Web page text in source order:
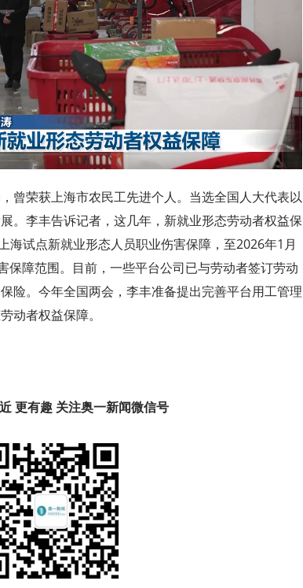
荣获上海市农民工先进个人。当选全国人大代表以
。李丰告诉记者，这几年，新就业形态劳动者权益保
海试点新就业形态人员职业伤害保障，至2026年1月
保障范围。目前，一些平台公司已与劳动者签订劳动
险。今年全国两会，李丰准备提出完善平台用工管理
动者权益保障。
更有趣 关注奥一新闻微信号